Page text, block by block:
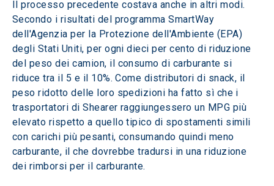
Il processo precedente costava anche in altri modi.
Secondo i risultati del programma SmartWay
dell'Agenzia per la Protezione dell'Ambiente (EPA)
degli Stati Uniti, per ogni dieci per cento di riduzione
del peso dei camion, il consumo di carburante si
riduce tra il 5 e il 10%. Come distributori di snack, il
peso ridotto delle loro spedizioni ha fatto sì che i
trasportatori di Shearer raggiungessero un MPG più
elevato rispetto a quello tipico di spostamenti simili
con carichi più pesanti, consumando quindi meno
carburante, il che dovrebbe tradursi in una riduzione
dei rimborsi per il carburante.